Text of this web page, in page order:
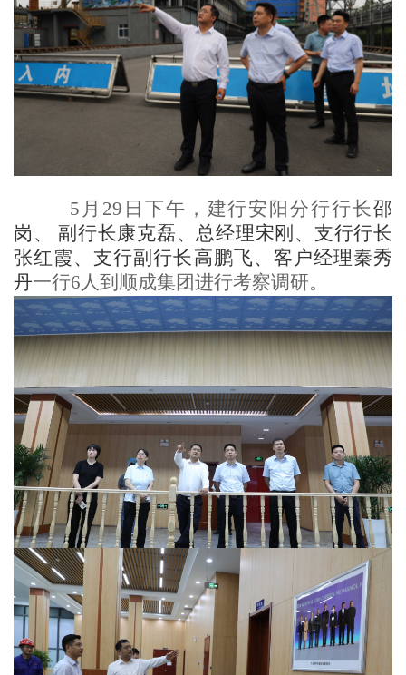
5 月29日下午，建行安阳分行行长邵
岗、 副行长康克磊、总经理宋刚、支行行长
张红霞、支行副行长高鹏飞、客户经理秦秀
丹一行6人到顺成集团进行考察调研。